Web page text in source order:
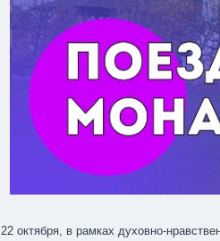
22 октября, в рамках духовно-